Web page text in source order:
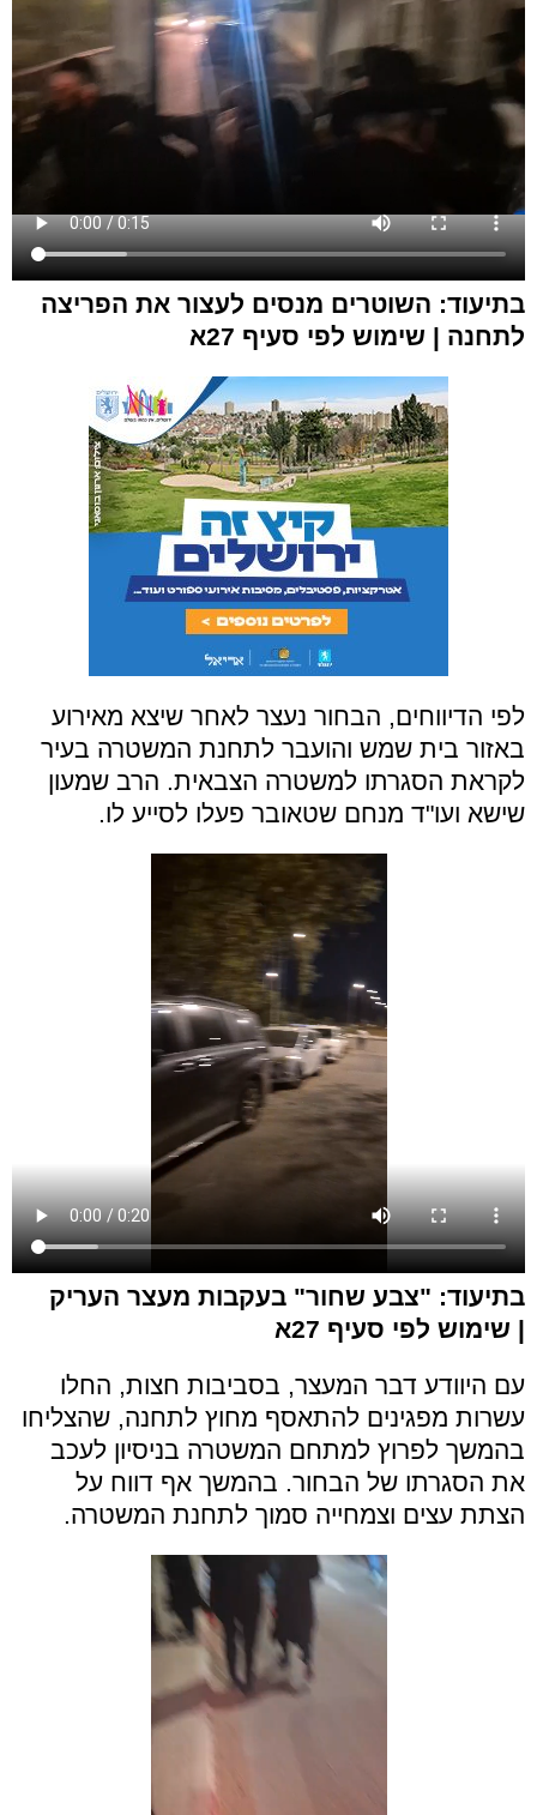
בתיעוד: השוטרים מנסים לעצור את הפריצה
לתחנה | שימוש לפי סעיף 27א
לפי הדיווחים, הבחור נעצר לאחר שיצא מאירוע
באזור בית שמש והועבר לתחנת המשטרה בעיר
לקראת הסגרתו למשטרה הצבאית. הרב שמעון
שישא ועו"ד מנחם שטאובר פעלו לסייע לו.
בתיעוד: "צבע שחור" בעקבות מעצר העריק
| שימוש לפי סעיף 27א
עם היוודע דבר המעצר, בסביבות חצות, החלו
עשרות מפגינים להתאסף מחוץ לתחנה, שהצליחו
בהמשך לפרוץ למתחם המשטרה בניסיון לעכב
את הסגרתו של הבחור. בהמשך אף דווח על
הצתת עצים וצמחייה סמוך לתחנת המשטרה.